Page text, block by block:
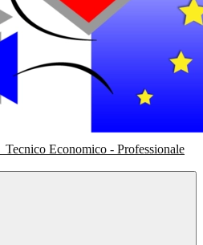
Tecnico Economico - Professionale